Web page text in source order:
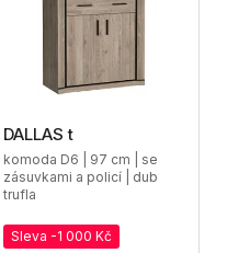
DALLAS t
komoda D6 | 97 cm | se
zásuvkami a policí | dub
trufla
Sleva -1 000 Kč